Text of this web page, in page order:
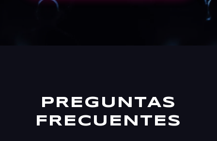
PREGUNTAS
FRECUENTES